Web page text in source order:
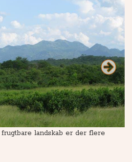
landskab er der flere